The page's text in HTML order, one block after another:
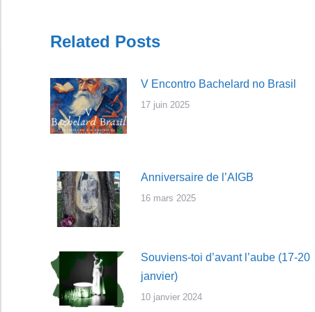
Related Posts
V Encontro Bachelard no Brasil
17 juin 2025
Anniversaire de l’AIGB
16 mars 2025
Souviens-toi d’avant l’aube (17-20
janvier)
10 janvier 2024